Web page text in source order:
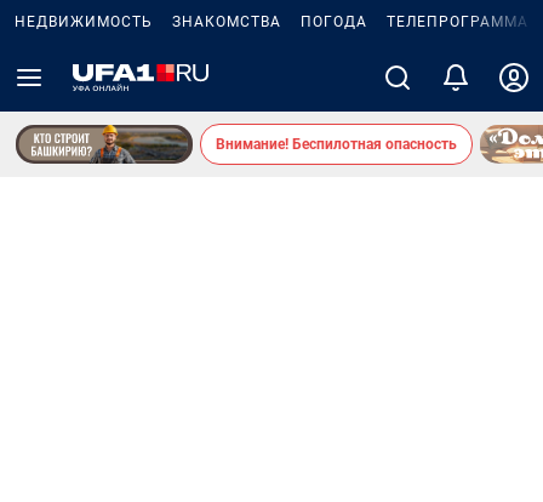
НЕДВИЖИМОСТЬ ЗНАКОМСТВА ПОГОДА ТЕЛЕПРОГРАММА
Внимание! Беспилотная опасность